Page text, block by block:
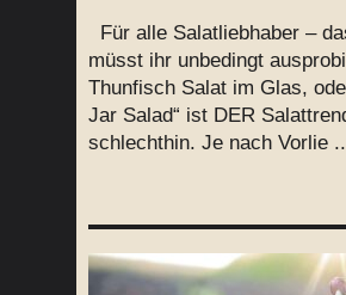
Für alle Salatliebhaber –
müsst ihr unbedingt
Thunfisch Salat im Glas,
Jar Salad“ ist DER
schlechthin. Je nach Vorlie